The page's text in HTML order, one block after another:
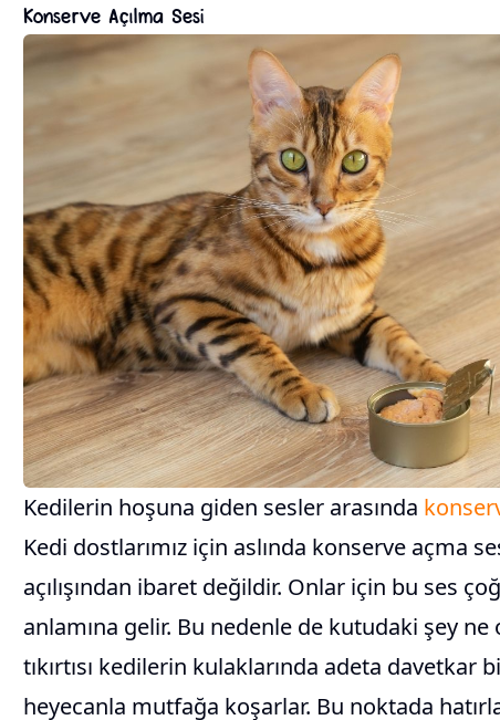
Konserve Açılma Sesi
Kedilerin hoşuna giden sesler arasında
Kedi dostlarımız için aslında konserve açma
açılışından ibaret değildir. Onlar için bu ses
anlamına gelir. Bu nedenle de kutudaki şey ne
tıkırtısı kedilerin kulaklarında adeta davetkar
heyecanla mutfağa koşarlar. Bu noktada